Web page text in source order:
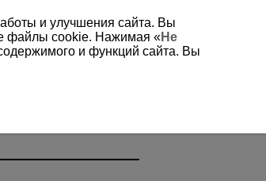
и улучшения сайта. Вы
файлы cookie. Нажимая «Не
и функций сайта. Вы